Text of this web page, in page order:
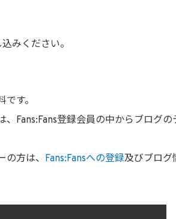
みください。
す。
Fans:Fans登録会員の中からブログ
方は、 Fans:Fansへの登録及びブログ